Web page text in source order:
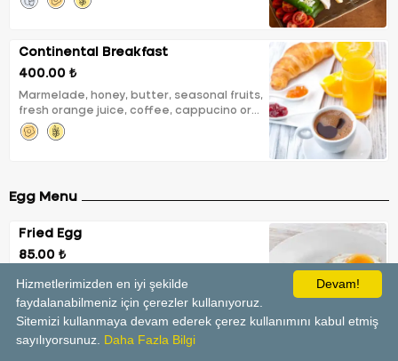
coffee, cappucino or tea, bakery basket
Continental Breakfast
400.00 ₺
Marmelade, honey, butter, seasonal fruits,
fresh orange juice, coffee, cappucino or
tea, bakery basket
Egg Menu
Fried Egg
85.00 ₺
Devam!
Hizmetlerimizden en iyi şekilde
faydalanabilmeniz için çerezler kullanıyoruz.
Sitemizi kullanmaya devam ederek çerez kullanımını kabul etmiş
sayılıyorsunuz. Daha Fazla Bilgi